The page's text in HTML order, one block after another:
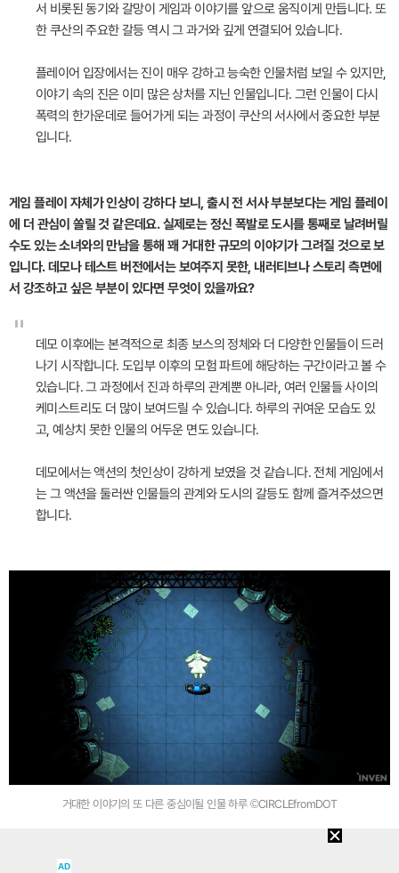
서 비롯된 동기와 갈망이 게임과 이야기를 앞으로 움직이게 만듭니다. 또
한 쿠산의 주요한 갈등 역시 그 과거와 깊게 연결되어 있습니다.
플레이어 입장에서는 진이 매우 강하고 능숙한 인물처럼 보일 수 있지만,
이야기 속의 진은 이미 많은 상처를 지닌 인물입니다. 그런 인물이 다시
폭력의 한가운데로 들어가게 되는 과정이 쿠산의 서사에서 중요한 부분
입니다.
게임 플레이 자체가 인상이 강하다 보니, 출시 전 서사 부분보다는 게임 플레이
에 더 관심이 쏠릴 것 같은데요. 실제로는 정신 폭발로 도시를 통째로 날려버릴
수도 있는 소녀와의 만남을 통해 꽤 거대한 규모의 이야기가 그려질 것으로 보
입니다. 데모나 테스트 버전에서는 보여주지 못한, 내러티브나 스토리 측면에
서 강조하고 싶은 부분이 있다면 무엇이 있을까요?
"
데모 이후에는 본격적으로 최종 보스의 정체와 더 다양한 인물들이 드러
나기 시작합니다. 도입부 이후의 모험 파트에 해당하는 구간이라고 볼 수
있습니다. 그 과정에서 진과 하루의 관계뿐 아니라, 여러 인물들 사이의
케미스트리도 더 많이 보여드릴 수 있습니다. 하루의 귀여운 모습도 있
고, 예상치 못한 인물의 어두운 면도 있습니다.
데모에서는 액션의 첫인상이 강하게 보였을 것 같습니다. 전체 게임에서
는 그 액션을 둘러싼 인물들의 관계와 도시의 갈등도 함께 즐겨주셨으면
합니다.
거대한 이야기의 또 다른 중심이될 인물 하루 ©CIRCLEfromDOT
AD